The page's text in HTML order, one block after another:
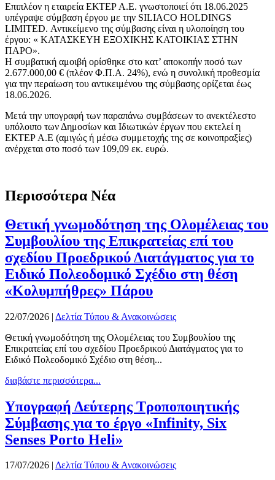
Επιπλέον η εταιρεία ΕΚΤΕΡ Α.Ε. γνωστοποιεί ότι 18.06.2025
υπέγραψε σύμβαση έργου με την SILIACO HOLDINGS
LIMITED. Αντικείμενο της σύμβασης είναι η υλοποίηση του
έργου: « ΚΑΤΑΣΚΕΥΗ ΕΞΟΧΙΚΗΣ ΚΑΤΟΙΚΙΑΣ ΣΤΗΝ
ΠΑΡΟ».
Η συμβατική αμοιβή ορίσθηκε στο κατ’ αποκοπήν ποσό των
2.677.000,00 € (πλέον Φ.Π.Α. 24%), ενώ η συνολική προθεσμία
για την περαίωση του αντικειμένου της σύμβασης ορίζεται έως
18.06.2026.
Μετά την υπογραφή των παραπάνω συμβάσεων το ανεκτέλεστο
υπόλοιπο των Δημοσίων και Ιδιωτικών έργων που εκτελεί η
ΕΚΤΕΡ Α.Ε (αμιγώς ή μέσω συμμετοχής της σε κοινοπραξίες)
ανέρχεται στο ποσό των 109,09 εκ. ευρώ.
Περισσότερα Νέα
Θετική γνωμοδότηση της Ολομέλειας του
Συμβουλίου της Επικρατείας επί του
σχεδίου Προεδρικού Διατάγματος για το
Ειδικό Πολεοδομικό Σχέδιο στη θέση
«Κολυμπήθρες» Πάρου
22/07/2026 | Δελτία Τύπου & Ανακοινώσεις
Θετική γνωμοδότηση της Ολομέλειας του Συμβουλίου της
Επικρατείας επί του σχεδίου Προεδρικού Διατάγματος για το
Ειδικό Πολεοδομικό Σχέδιο στη θέση...
διαβάστε περισσότερα...
Υπογραφή Δεύτερης Τροποποιητικής
Σύμβασης για το έργο «Infinity, Six
Senses Porto Heli»
17/07/2026 | Δελτία Τύπου & Ανακοινώσεις